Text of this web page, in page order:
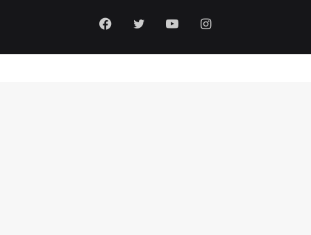
Facebook
Twitter YouTubeInstagram